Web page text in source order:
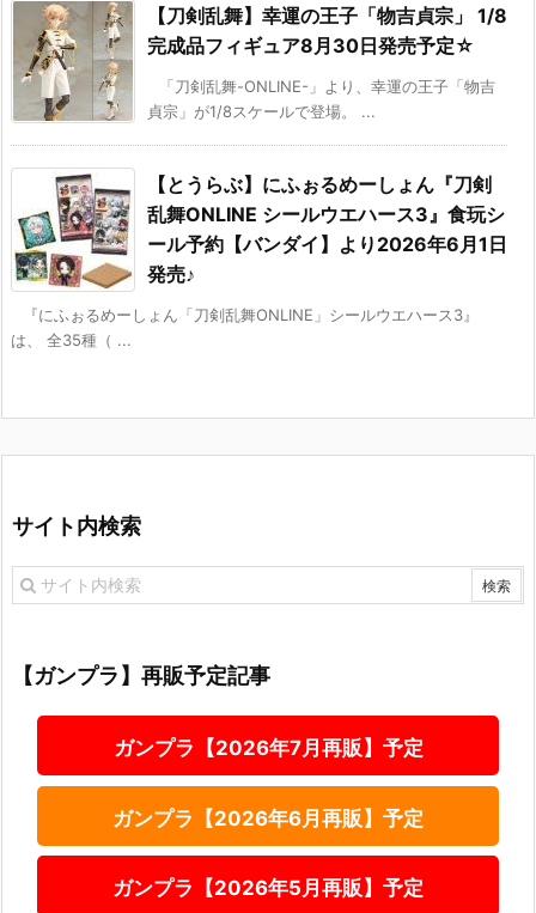
【刀剣乱舞】幸運の王子「物吉貞宗」 1/8
完成品フィギュア8月30日発売予定☆
「刀剣乱舞-ONLINE-」より、幸運の王子「物吉
貞宗」が1/8スケールで登場。 ...
【とうらぶ】にふぉるめーしょん『刀剣
乱舞ONLINE シールウエハース3』食玩シ
ール予約【バンダイ】より2026年6月1日
発売♪
『にふぉるめーしょん「刀剣乱舞ONLINE」シールウエハース3』
は、 全35種（ ...
サイト内検索
【ガンプラ】再販予定記事
ガンプラ【2026年7月再販】予定
ガンプラ【2026年6月再販】予定
ガンプラ【2026年5月再販】予定